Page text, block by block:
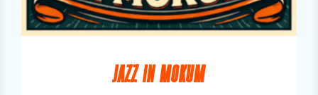
JAZZ IN MOKUM